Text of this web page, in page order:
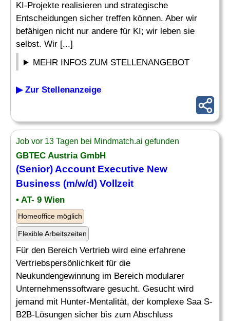
KI-Projekte realisieren und strategische
Entscheidungen sicher treffen können. Aber wir
befähigen nicht nur andere für KI; wir leben sie
selbst. Wir [...]
MEHR INFOS ZUM STELLENANGEBOT
▶ Zur Stellenanzeige
Job vor 13 Tagen bei Mindmatch.ai gefunden
GBTEC Austria GmbH
(Senior) Account Executive New
Business (m/w/d) Vollzeit
• AT- 9 Wien
Homeoffice möglich
Flexible Arbeitszeiten
Für den Bereich Vertrieb wird eine erfahrene
Vertriebspersönlichkeit für die
Neukundengewinnung im Bereich modularer
Unternehmenssoftware gesucht. Gesucht wird
jemand mit Hunter-Mentalität, der komplexe Saa S-
B2B-Lösungen sicher bis zum Abschluss